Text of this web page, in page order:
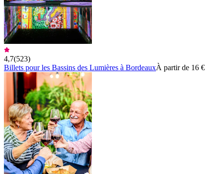
4,7(523)
Billets pour les Bassins des Lumières à BordeauxÀ partir de 16 €